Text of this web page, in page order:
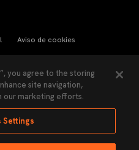
Aviso de cookies
Política de Privacidad
you agree to the storing
site navigation,
our marketing efforts.
Settings